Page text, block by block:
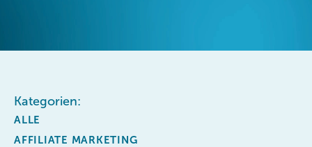
Kategorien:
ALLE
AFFILIATE MARKETING